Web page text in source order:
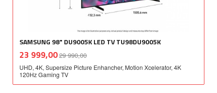
SAMSUNG 98" DU9005K LED TV TU98DU9005K
Tilbud
23 999,0029 990,00mva.
UHD, 4K, Supersize Picture Enhancher, Motion Xcelerator, 4K
120Hz Gaming TV